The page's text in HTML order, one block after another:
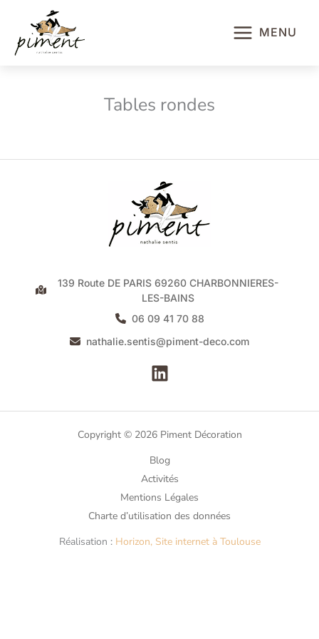
contenu
MENU
Tables rondes
139 Route DE PARIS 69260 CHARBONNIERES-
LES-BAINS
06 09 41 70 88
nathalie.sentis@piment-deco.com
Copyright © 2026 Piment Décoration
Blog
Activités
Mentions Légales
Charte d’utilisation des données
Réalisation : Horizon, Site internet à Toulouse